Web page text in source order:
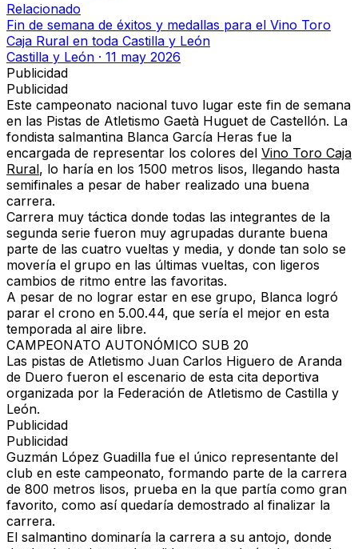
Relacionado
Fin de semana de éxitos y medallas para el Vino Toro
Caja Rural en toda Castilla y León
Castilla y León · 11 may 2026
Publicidad
Publicidad
Este campeonato nacional tuvo lugar este fin de semana
en las Pistas de Atletismo Gaetà Huguet de Castellón. La
fondista salmantina Blanca García Heras fue la
encargada de representar los colores del Vino Toro Caja
Rural, lo haría en los 1500 metros lisos, llegando hasta
semifinales a pesar de haber realizado una buena
carrera.
Carrera muy táctica donde todas las integrantes de la
segunda serie fueron muy agrupadas durante buena
parte de las cuatro vueltas y media, y donde tan solo se
movería el grupo en las últimas vueltas, con ligeros
cambios de ritmo entre las favoritas.
A pesar de no lograr estar en ese grupo, Blanca logró
parar el crono en 5.00.44, que sería el mejor en esta
temporada al aire libre.
CAMPEONATO AUTONÓMICO SUB 20
Las pistas de Atletismo Juan Carlos Higuero de Aranda
de Duero fueron el escenario de esta cita deportiva
organizada por la Federación de Atletismo de Castilla y
León.
Publicidad
Publicidad
Guzmán López Guadilla fue el único representante del
club en este campeonato, formando parte de la carrera
de 800 metros lisos, prueba en la que partía como gran
favorito, como así quedaría demostrado al finalizar la
carrera.
El salmantino dominaría la carrera a su antojo, donde